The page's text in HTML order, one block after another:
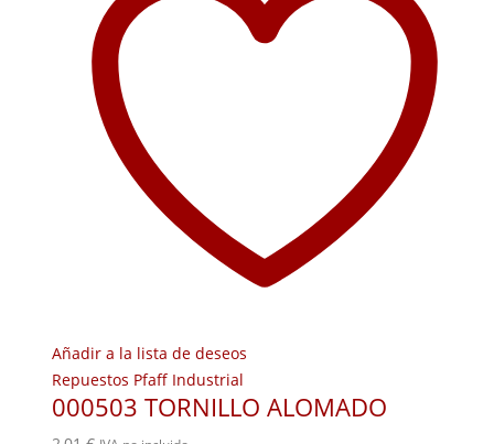
Añadir a la lista de deseos
Repuestos Pfaff Industrial
000503 TORNILLO ALOMADO